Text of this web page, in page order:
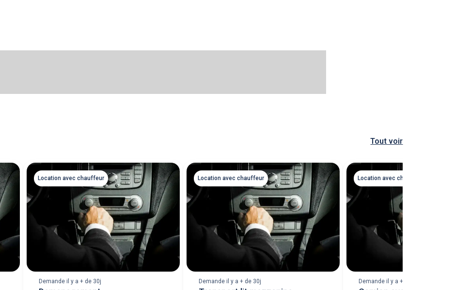
Tout voir
Location avec chauffeur
Demande il y a + de 30j
Location avec chauffeur
Demande il y a + de 30j
Location avec chauffeur
Demande il y a + de 30j